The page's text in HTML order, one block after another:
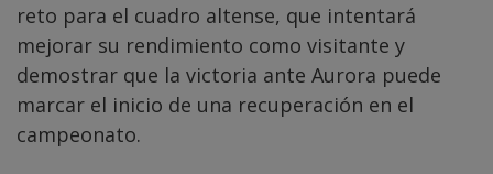
reto para el cuadro altense, que intentará
mejorar su rendimiento como visitante y
demostrar que la victoria ante Aurora puede
marcar el inicio de una recuperación en el
campeonato.